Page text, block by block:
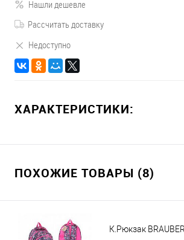
Нашли дешевле
Рассчитать доставку
Недоступно
ХАРАКТЕРИСТИКИ:
ПОХОЖИЕ ТОВАРЫ (8)
К.Рюкзак